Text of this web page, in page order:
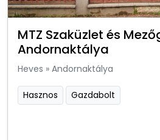
MTZ Szaküzlet és
Andornaktálya
Heves » Andornaktálya
Hasznos Gazdabolt